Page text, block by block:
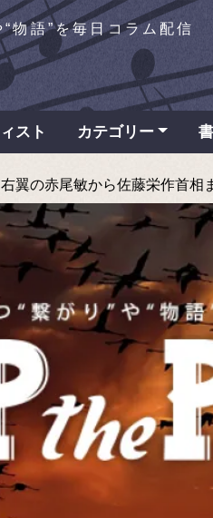
物語”を毎日コラム配信
スト カテゴリー
翼の赤尾敏から佐藤栄作首